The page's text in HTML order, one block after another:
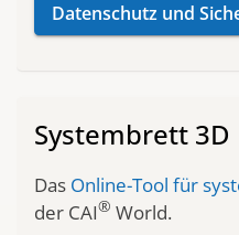
Datenschutz und
Systembrett 3D
Das Online-Tool für
der CAI® World.